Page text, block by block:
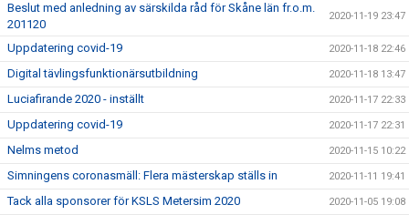
Beslut med anledning av särskilda råd för Skåne län fr.o.m.
201120
2020-11-19 23:47
Uppdatering covid-19 2020-11-18 22:46
Digital tävlingsfunktionärsutbildning 2020-11-18 13:47
Luciafirande 2020 - inställt 2020-11-17 22:33
Uppdatering covid-19 2020-11-17 22:31
Nelms metod 2020-11-15 10:22
Simningens coronasmäll: Flera mästerskap ställs in 2020-11-11 19:41
Tack alla sponsorer för KSLS Metersim 2020 2020-11-05 19:08